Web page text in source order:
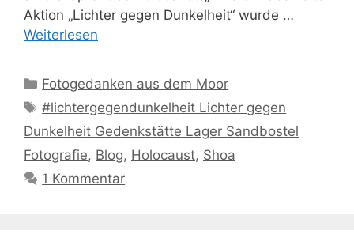
Aktion „Lichter gegen Dunkelheit“ wurde …
Weiterlesen
Kategorien
Fotogedanken aus dem Moor
Schlagwörter
#lichtergegendunkelheit Lichter gegen
Dunkelheit Gedenkstätte Lager Sandbostel
Fotografie, Blog, Holocaust, Shoa
1 Kommentar